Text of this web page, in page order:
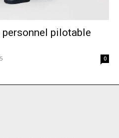
pilotable
0